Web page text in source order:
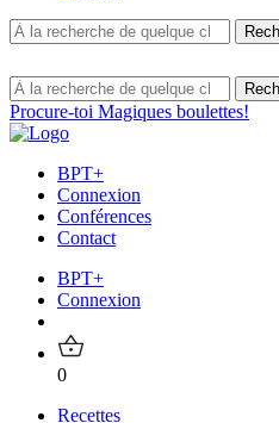
Procure-toi Magiques boulettes!
BPT+
Connexion
Conférences
Contact
BPT+
Connexion
0
Recettes